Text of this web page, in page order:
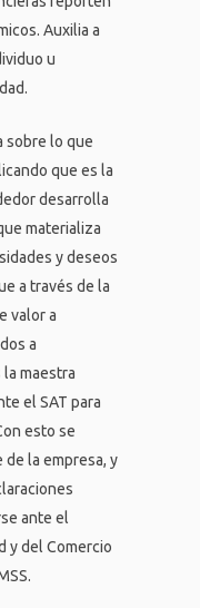
Auxilia a
u
sobre lo que
que es la
desarrolla
materializa
y deseos
a través de la
valor a
a
maestra
el SAT para
esto se
la empresa, y
ante el
y del Comercio